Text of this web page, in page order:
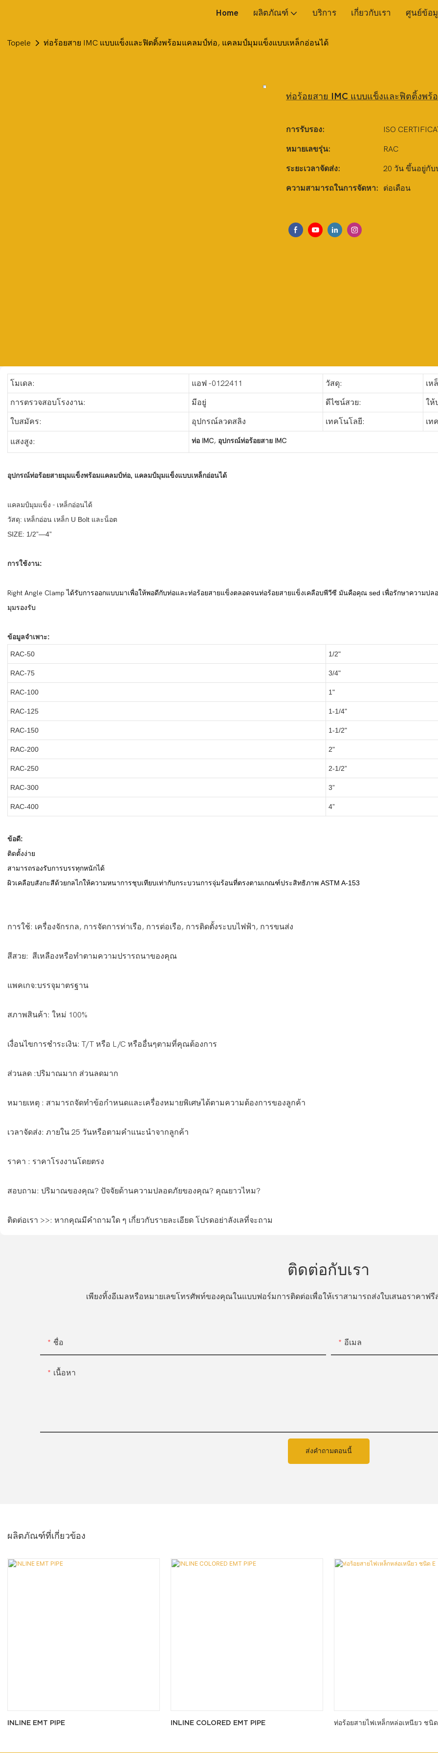
Home ผลิตภัณฑ์ บริการ เกี่ยวกับเรา ศูนย์ข้อ
Topele ท่อร้อยสาย IMC แบบแข็งและฟิตติ้งพร้อมแคลมป์ท่อ, แคลมป์มุมแข็งแบบเหล็กอ่อนได้
ท่อร้อยสาย IMC แบบแข็งและฟิตติ้งพ
การรับรอง: ISO
หมายเลขรุ่น: RAC
ระยะเวลาจัดส่ง: 20 วัน ขึ้นอยู่กั
ความสามารถในการจัดหา: ต่อเดือน
โมเดล: แอฟ -0122411 วัสดุ: เห
การตรวจสอบโรงงาน: มีอยู่ ดีไซน์สวย: ให้
ใบสมัคร: อุปกรณ์ลวดสลิง เทคโนโลยี: เท
แสงสูง: ท่อ IMC, อุปกรณ์ท่อร้อยสาย IMC
อุปกรณ์ท่อร้อยสายมุมแข็งพร้อมแคลมป์ท่อ, แคลมป์มุมแข็งแบบเหล็กอ่อนได้
แคลมป์มุมแข็ง - เหล็กอ่อนได้
วัสดุ: เหล็กอ่อน เหล็ก U Bolt และน็อต
SIZE: 1/2”—4”
การใช้งาน:
Right Angle Clamp ได้รับการออกแบบมาเพื่อให้พอดีกับท่อและท่อร้อยสายแข็งตลอดจนท่อร้อยสายแข็งเคลือบพีวีซี มันคือคุณ sed เพื่อรักษาความป
มุมรองรับ
ข้อมูลจำเพาะ:
RAC-50 1/2"
RAC-75 3/4"
RAC-100 1"
RAC-125 1-1/4"
RAC-150 1-1/2"
RAC-200 2"
RAC-250 2-1/2”
RAC-300 3”
RAC-400 4”
ข้อดี:
ติดตั้งง่าย
สามารถรองรับการบรรทุกหนักได้
ผิวเคลือบสังกะสีด้วยกลไกให้ความหนาการชุบเทียบเท่ากับกระบวนการจุ่มร้อนที่ตรงตามเกณฑ์ประสิทธิภาพ ASTM A-153
การใช้: เครื่องจักรกล, การจัดการท่าเรือ, การต่อเรือ, การติดตั้งระบบไฟฟ้า, การขนส่ง
สีสวย: สีเหลืองหรือทำตามความปรารถนาของคุณ
แพคเกจ:บรรจุมาตรฐาน
สภาพสินค้า: ใหม่ 100%
เงื่อนไขการชำระเงิน: T/T หรือ L/C หรืออื่นๆตามที่คุณต้องการ
ส่วนลด :ปริมาณมาก ส่วนลดมาก
หมายเหตุ : สามารถจัดทำข้อกำหนดและเครื่องหมายพิเศษได้ตามความต้องการของลูกค้า
เวลาจัดส่ง: ภายใน 25 วันหรือตามคำแนะนำจากลูกค้า
ราคา : ราคาโรงงานโดยตรง
สอบถาม: ปริมาณของคุณ? ปัจจัยด้านความปลอดภัยของคุณ? คุณยาวไหม?
ติดต่อเรา >>: หากคุณมีคำถามใด ๆ เกี่ยวกับรายละเอียด โปรดอย่าลังเลที่จะถาม
ติดต่อกับเรา
เพียงทิ้งอีเมลหรือหมายเลขโทรศัพท์ของคุณในแบบฟอร์มการติดต่อเพื่อให้เราสามารถส่งใบเสนอราคาฟ
ชื่อ อีเมล
เนื้อหา
ส่งคำถามตอนนี้
ผลิตภัณฑ์ที่เกี่ยวข้อง
INLINE EMT PIPE INLINE COLORED EMT PIPE ท่อร้อยสายไฟเหล็กหล่อเหนียว ชนิ